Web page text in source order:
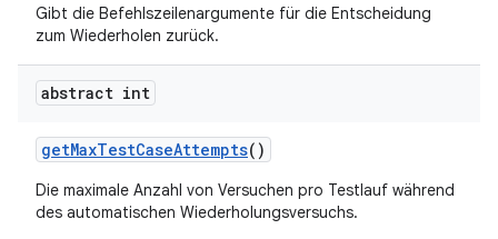
Gibt die Befehlszeilenargumente für die Entscheidung
zum Wiederholen zurück.
abstract int
getMaxTestCaseAttempts()
Die maximale Anzahl von Versuchen pro Testlauf während
des automatischen Wiederholungsversuchs.